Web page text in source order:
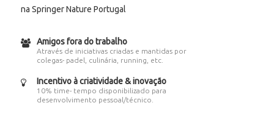
na Springer Nature Portugal
Amigos fora do trabalho
Através de iniciativas criadas e mantidas por
colegas- padel, culinária, running, etc.
Incentivo à criatividade & inovação
10% time- tempo disponibilizado para
desenvolvimento pessoal/técnico.